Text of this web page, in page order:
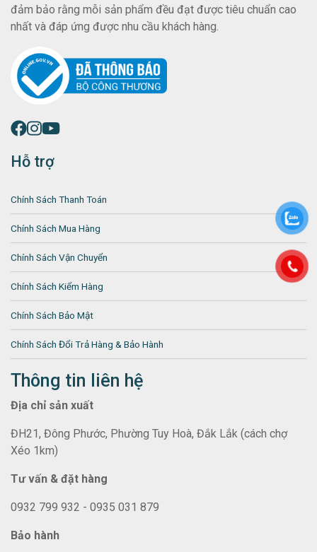
đảm bảo rằng mỗi sản phẩm đều đạt được tiêu chuẩn cao
nhất và đáp ứng được nhu cầu khách hàng.
Hỗ trợ
Chính Sách Thanh Toán
Chính Sách Mua Hàng
Chính Sách Vận Chuyển
Chính Sách Kiểm Hàng
Chính Sách Bảo Mật
Chính Sách Đổi Trả Hàng & Bảo Hành
Thông tin liên hệ
Địa chỉ sản xuất
ĐH21, Đông Phước, Phường Tuy Hoà, Đắk Lắk (cách chợ
Xéo 1km)
Tư vấn & đặt hàng
0932 799 932 - 0935 031 879
Bảo hành